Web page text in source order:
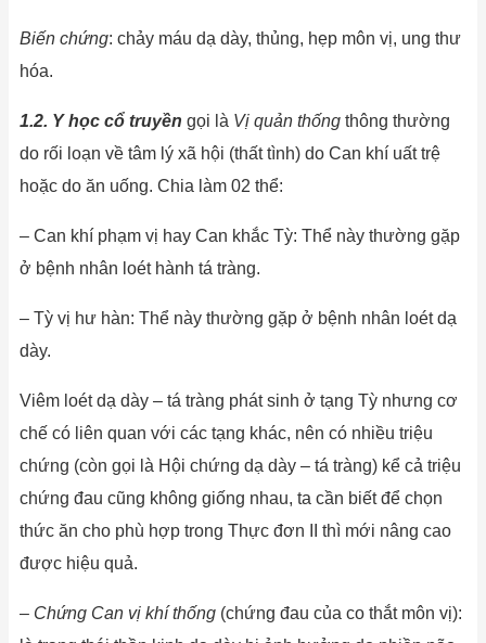
Biến chứng: chảy máu dạ dày, thủng, hẹp môn vị, ung thư
hóa.
1.2. Y học cổ truyền gọi là Vị quản thống thông thường
do rối loạn về tâm lý xã hội (thất tình) do Can khí uất trệ
hoặc do ăn uống. Chia làm 02 thể:
– Can khí phạm vị hay Can khắc Tỳ: Thể này thường gặp
ở bệnh nhân loét hành tá tràng.
– Tỳ vị hư hàn: Thể này thường gặp ở bệnh nhân loét dạ
dày.
Viêm loét dạ dày – tá tràng phát sinh ở tạng Tỳ nhưng cơ
chế có liên quan với các tạng khác, nên có nhiều triệu
chứng (còn gọi là Hội chứng dạ dày – tá tràng) kể cả triệu
chứng đau cũng không giống nhau, ta cần biết để chọn
thức ăn cho phù hợp trong Thực đơn II thì mới nâng cao
được hiệu quả.
– Chứng Can vị khí thống (chứng đau của co thắt môn vị):